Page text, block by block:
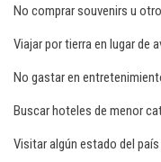
No comprar souvenirs u
Viajar por tierra en lugar de
No gastar en
Buscar hoteles de menor
Visitar algún estado del